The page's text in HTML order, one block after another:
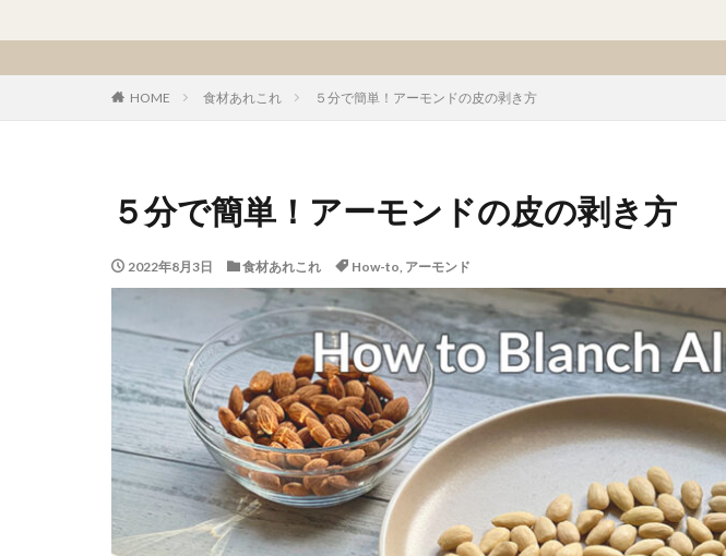
HOME 食材あれこれ ５分で簡単！アーモンドの皮の剥き方
５分で簡単！アーモンドの皮の剥き方
2022年8月3日 食材あれこれ How-to, アーモンド